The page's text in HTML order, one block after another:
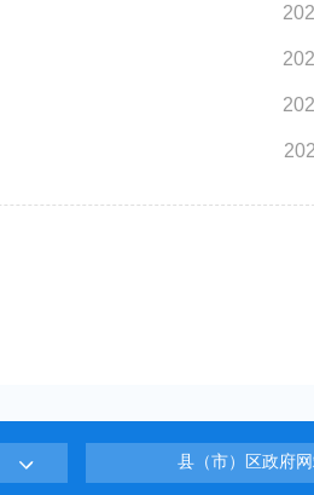
县（市）区政府